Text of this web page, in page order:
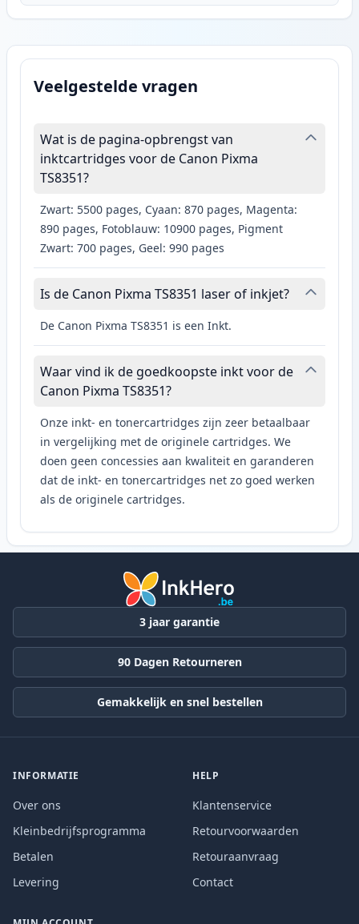
Veelgestelde vragen
Wat is de pagina-opbrengst van
inktcartridges voor de Canon Pixma
TS8351?
Zwart: 5500 pages, Cyaan: 870 pages, Magenta:
890 pages, Fotoblauw: 10900 pages, Pigment
Zwart: 700 pages, Geel: 990 pages
Is de Canon Pixma TS8351 laser of inkjet?
De Canon Pixma TS8351 is een Inkt.
Waar vind ik de goedkoopste inkt voor de
Canon Pixma TS8351?
Onze inkt- en tonercartridges zijn zeer betaalbaar
in vergelijking met de originele cartridges. We
doen geen concessies aan kwaliteit en garanderen
dat de inkt- en tonercartridges net zo goed werken
als de originele cartridges.
3 jaar garantie
90 Dagen Retourneren
Gemakkelijk en snel bestellen
INFORMATIE
Over ons
Kleinbedrijfsprogramma
Betalen
Levering
HELP
Klantenservice
Retourvoorwaarden
Retouraanvraag
Contact